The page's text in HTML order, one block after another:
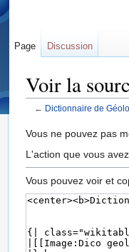
Voir la
← Dictionnaire de
Vous ne pouvez pas
L'action que vous
Vous pouvez voir et
Page Discussion